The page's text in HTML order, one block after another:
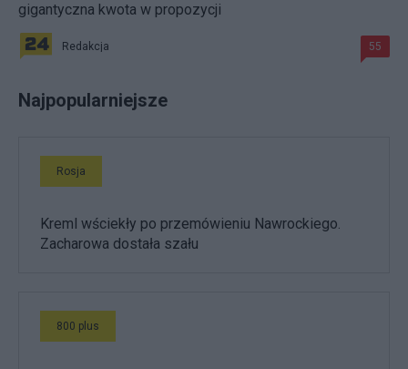
gigantyczna kwota w propozycji
Redakcja 55
Najpopularniejsze
Rosja
Kreml wściekły po przemówieniu Nawrockiego.
Zacharowa dostała szału
800 plus